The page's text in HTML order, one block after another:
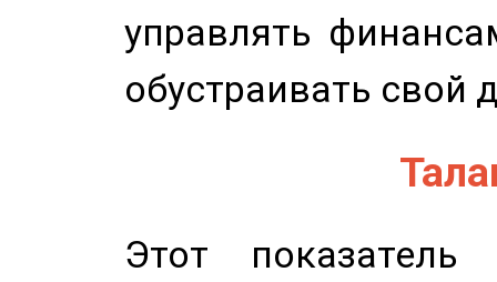
управлять
обустраивать свой
Этот показатель